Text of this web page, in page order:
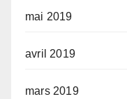
mai 2019
avril 2019
mars 2019